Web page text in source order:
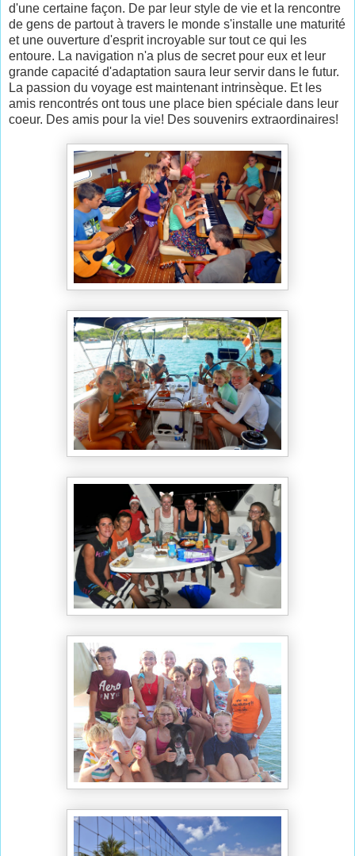
d'une certaine façon. De par leur style de vie et la rencontre
de gens de partout à travers le monde s'installe une maturité
et une ouverture d'esprit incroyable sur tout ce qui les
entoure. La navigation n'a plus de secret pour eux et leur
grande capacité d'adaptation saura leur servir dans le futur.
La passion du voyage est maintenant intrinsèque. Et les
amis rencontrés ont tous une place bien spéciale dans leur
coeur. Des amis pour la vie! Des souvenirs extraordinaires!